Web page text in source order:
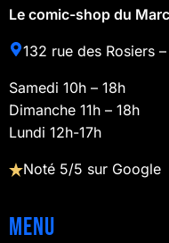
Le comic-shop du
132 rue des Rosiers
Samedi 10h – 18h
Dimanche 11h – 18h
Lundi 12h-17h
Noté 5/5 sur Google
Menu